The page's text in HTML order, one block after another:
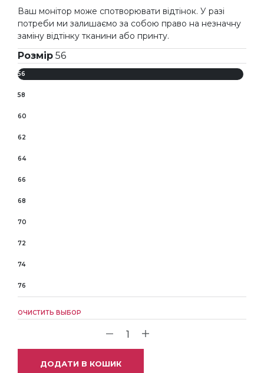
Ваш монітор може спотворювати відтінок. У разі
потреби ми залишаємо за собою право на незначну
заміну відтінку тканини або принту.
Розмір 56
56
58
60
62
64
66
68
70
72
74
76
ОЧИСТИТЬ ВЫБОР
ДОДАТИ В КОШИК